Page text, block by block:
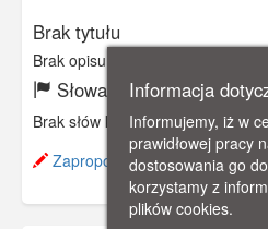
Brak tytułu
Brak opisu
Słowa kluczowe:
Brak słów kluczowych
Zaproponuj zmianę opisu.
Informacja
Informujemy, iż w
prawidłowej pracy
dostosowania go
korzystamy z
plików cookies.